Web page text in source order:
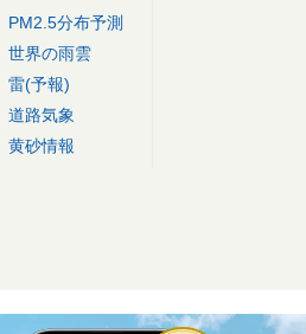
PM2.5分布予測
世界の雨雲
雷(予報)
道路気象
黄砂情報